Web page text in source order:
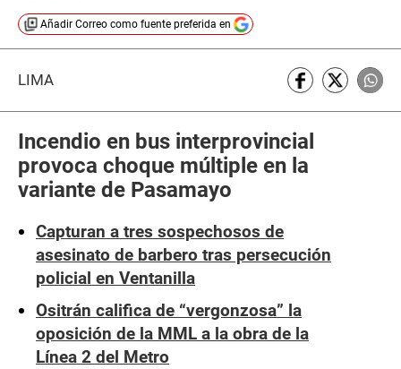
Añadir Correo como fuente preferida en
LIMA
Incendio en bus interprovincial
provoca choque múltiple en la
variante de Pasamayo
Capturan a tres sospechosos de
asesinato de barbero tras persecución
policial en Ventanilla
Ositrán califica de “vergonzosa” la
oposición de la MML a la obra de la
Línea 2 del Metro